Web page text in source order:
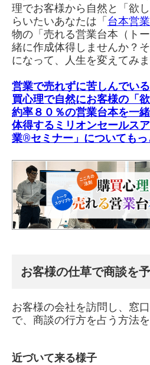
理でお客様から自然と「欲
らいたいあなたは「 台本営
物の「売れる営業台本（ト
緒に作成体得しませんか？
になって、人生を変えてみ
営業で売れずに苦しんでい
買心理で自然にお客様の「
約率８０％の営業台本を一
体得する ミリオンセールス
業®セミナー」 についても
お客様の仕草で商談を
お客様の会社を訪問し、窓
で、商談の行方を占う方法
近づいて来る様子